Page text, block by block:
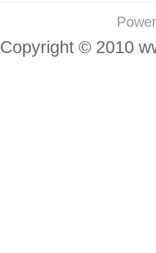
Copyright © 2010